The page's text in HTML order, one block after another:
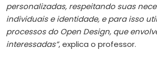
personalizadas, respeitando suas
individuais e identidade, e para isso
processos do Open Design, que
interessadas”, explica o professor.